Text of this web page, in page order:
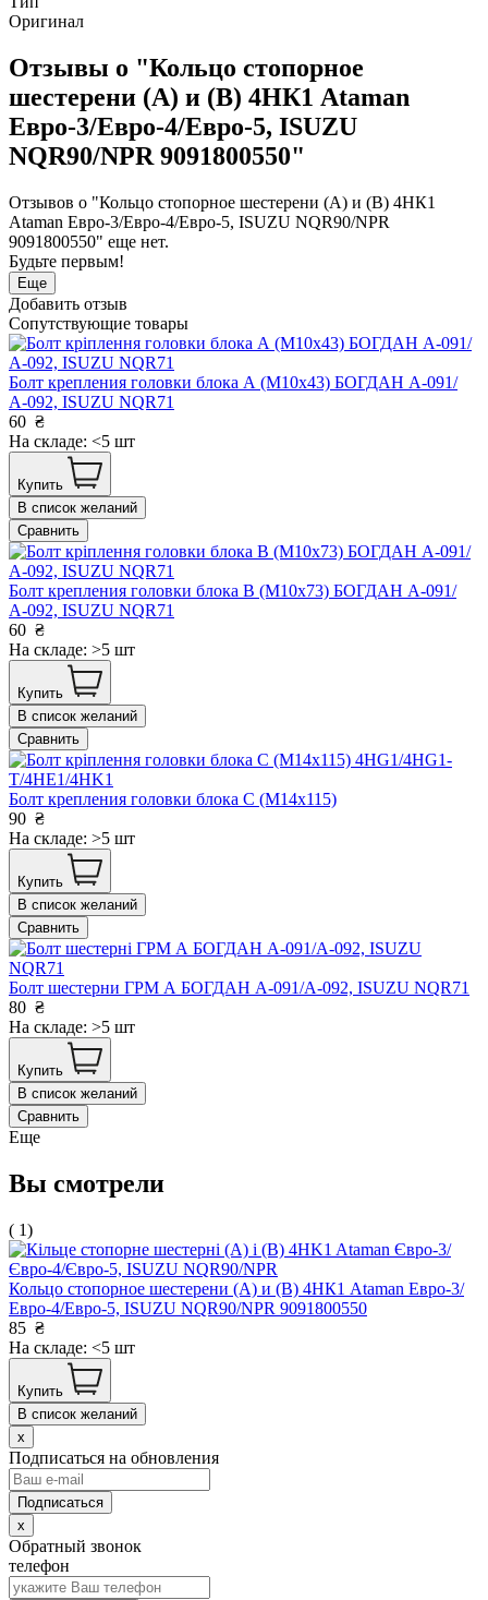
Оригинал
Отзывы о "Кольцо стопорное
шестерени (А) и (В) 4НК1 Ataman
Евро-3/Евро-4/Евро-5, ISUZU
NQR90/NPR 9091800550"
Отзывов о "Кольцо стопорное шестерени (А) и (В) 4НК1
Ataman Евро-3/Евро-4/Евро-5, ISUZU NQR90/NPR
9091800550" еще нет.
Будьте первым!
Еще
Добавить отзыв
Сопутствующие товары
Болт крепления головки блока А (М10х43) БОГДАН А-091/
А-092, ISUZU NQR71
60 ₴
На складе: <5 шт
Купить
В список желаний
Сравнить
Болт крепления головки блока В (М10х73) БОГДАН А-091/
А-092, ISUZU NQR71
60 ₴
На складе: >5 шт
Купить
В список желаний
Сравнить
Болт крепления головки блока С (М14х115)
90 ₴
На складе: >5 шт
Купить
В список желаний
Сравнить
Болт шестерни ГРМ А БОГДАН А-091/А-092, ISUZU NQR71
80 ₴
На складе: >5 шт
Купить
В список желаний
Сравнить
Еще
Вы смотрели
( 1)
Кольцо стопорное шестерени (А) и (В) 4НК1 Ataman Евро-3/
Евро-4/Евро-5, ISUZU NQR90/NPR 9091800550
85 ₴
На складе: <5 шт
Купить
В список желаний
x
Подписаться на обновления
x
Обратный звонок
телефон